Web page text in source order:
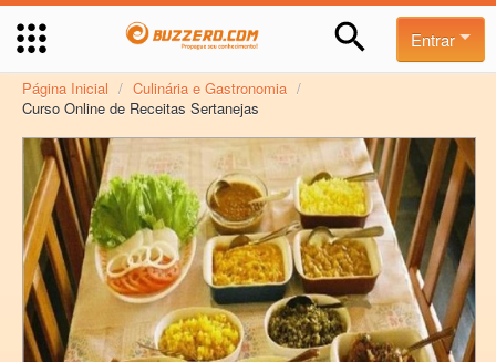
Entrar
Página Inicial / Culinária e Gastronomia /
Curso Online de Receitas Sertanejas